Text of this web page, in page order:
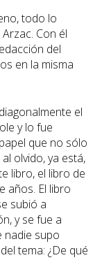
todo lo
Con él
del
en la misma
el
y lo fue
que no sólo
olvido, ya está,
libro, el libro de
años. El libro
subió a
y se fue a
nadie supo
tema: ¿De qué